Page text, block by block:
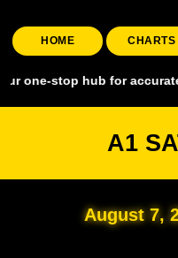
HOME CHARTS
hub for accurate and
A1
August 7,